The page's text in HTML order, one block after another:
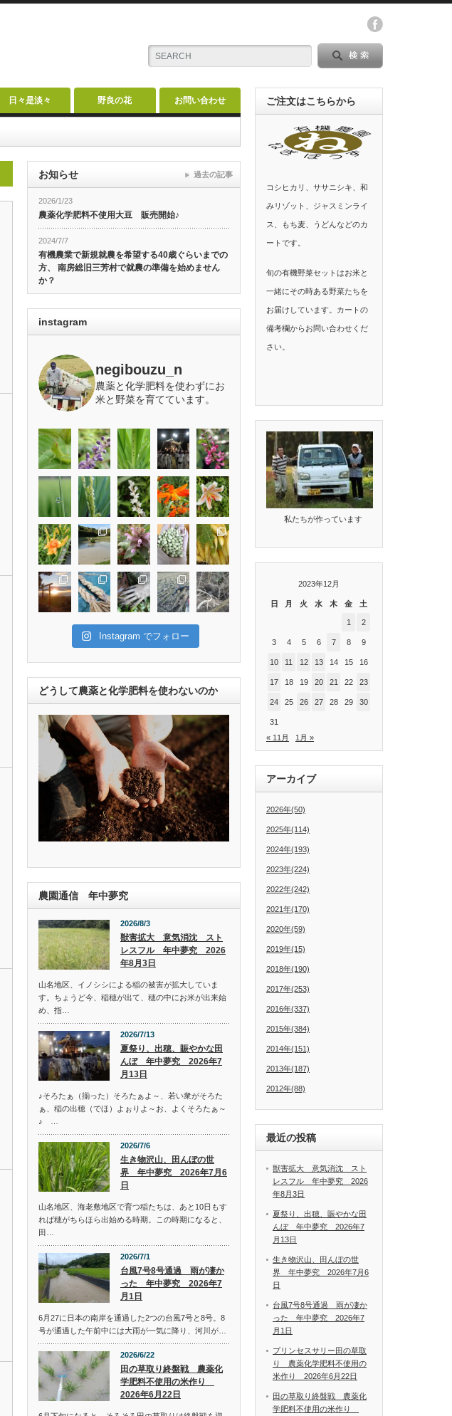
日々是淡々 野良の花 お問い合わせ
お知らせ
2026/1/23
農薬化学肥料不使用大豆 販売開始♪
2024/7/7
有機農業で新規就農を希望する40歳ぐらいまでの
方、 南房総旧三芳村で就農の準備を始めません
か？
過去の記事
instagram
negibouzu_n
農薬と化学肥料を使わずにお
米と野菜を育てています。
Instagram でフォロー
どうして農薬と化学肥料を使わないのか
農園通信 年中夢究
2026/8/3
獣害拡大 意気消沈 スト
レスフル 年中夢究 2026
年8月3日
山名地区、イノシシによる稲の被害が拡大していま
す。ちょうど今、稲穂が出て、穂の中にお米が出来始
め、指…
2026/7/13
夏祭り、出穂、賑やかな田
んぼ 年中夢究 2026年7
月13日
♪そろたぁ（揃った）そろたぁよ～、若い衆がそろた
ぁ、稲の出穂（でほ）よぉりよ～お、よくそろたぁ～
♪ …
2026/7/6
生き物沢山、田んぼの世
界 年中夢究 2026年7月6
日
山名地区、海老敷地区で育つ稲たちは、あと10日もす
れば穂がちらほら出始める時期。この時期になると、
田…
2026/7/1
台風7号8号通過 雨が凄か
った 年中夢究 2026年7
月1日
6月27に日本の南岸を通過した2つの台風7号と8号。8
号が通過した午前中には大雨が一気に降り、河川が…
2026/6/22
田の草取り終盤戦 農薬化
学肥料不使用の米作り
2026年6月22日
ご注文はこちらから
コシヒカリ、ササニシキ、和
みリゾット、ジャスミンライ
ス、もち麦、うどんなどのカ
ートです。
旬の有機野菜セットはお米と
一緒にその時ある野菜たちを
お届けしています。カートの
備考欄からお問い合わせくだ
さい。
私たちが作っています
2023年12月
日 月 火 水 木 金 土
1 2
3 4 5 6 7 8 9
10 11 12 13 14 15 16
17 18 19 20 21 22 23
24 25 26 27 28 29 30
31
« 11月
1月 »
アーカイブ
2026年(50)
2025年(114)
2024年(193)
2023年(224)
2022年(242)
2021年(170)
2020年(59)
2019年(15)
2018年(190)
2017年(253)
2016年(337)
2015年(384)
2014年(151)
2013年(187)
2012年(88)
最近の投稿
獣害拡大 意気消沈 スト
レスフル 年中夢究 2026
年8月3日
夏祭り、出穂、賑やかな田
んぼ 年中夢究 2026年7
月13日
生き物沢山、田んぼの世
界 年中夢究 2026年7月6
日
台風7号8号通過 雨が凄か
った 年中夢究 2026年7
月1日
プリンセスサリー田の草取
り 農薬化学肥料不使用の
米作り 2026年6月22日
田の草取り終盤戦 農薬化
学肥料不使用の米作り